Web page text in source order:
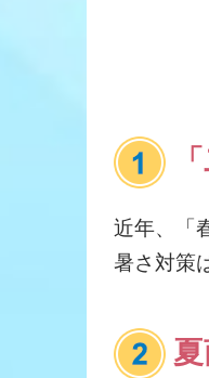
近年、「
暑さ対策